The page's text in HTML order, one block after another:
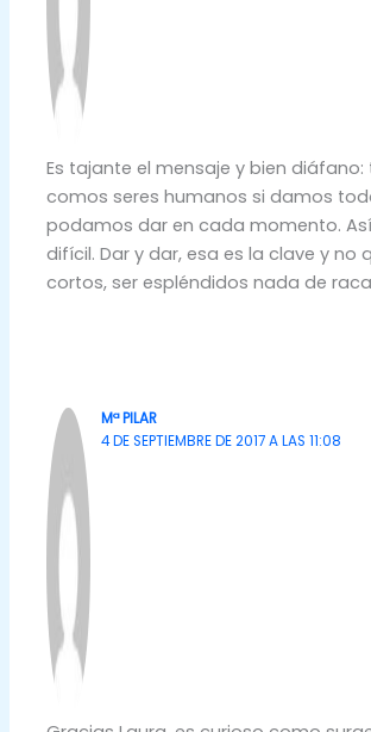
Es tajante el mensaje y bien
comos seres humanos si damos
podamos dar en cada momento.
difícil. Dar y dar, esa es la clave y no
cortos, ser espléndidos nada de
Mª PILAR
4 DE SEPTIEMBRE DE 2017 A LAS 11:08